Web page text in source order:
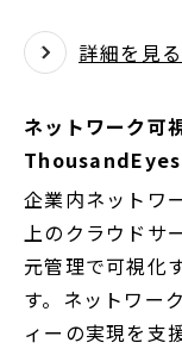
詳細を見る
ネットワーク可
企業内ネットワ
上のクラウドサ
元管理で可視化
す。ネットワー
ィーの実現を支